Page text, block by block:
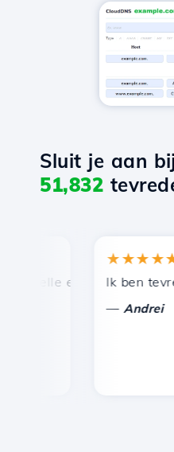
Sluit je aan
51,832
en efficiënte
★★★★★
Ik ben
Andrei